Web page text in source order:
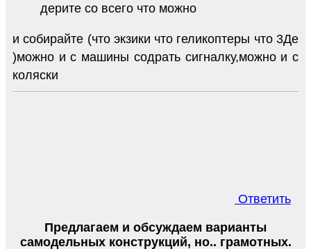
дерите со всего что можно
и собирайте (что экзики что геликоптеры что 3Де
)можно и с машины содрать сигналку,можно и с
коляски
Ответить
Предлагаем и обсуждаем варианты
самодельных конструкций, но.. грамотных.